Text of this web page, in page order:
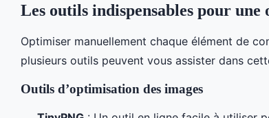
Les outils indispensables pour
Optimiser manuellement chaque élément de
plusieurs outils peuvent vous assister dans
Outils d’optimisation des images